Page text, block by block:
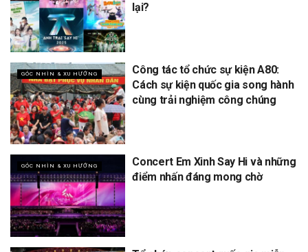
lại?
GÓC NHÌN & XU HƯỚNG
Công tác tổ chức sự kiện A80:
Cách sự kiện quốc gia song hành
cùng trải nghiệm công chúng
GÓC NHÌN & XU HƯỚNG
Concert Em Xinh Say Hi và những
điểm nhấn đáng mong chờ